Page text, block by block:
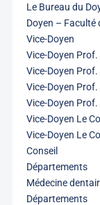
Le Bureau du
Doyen – Faculté
Vice-Doyen
Vice-Doyen
Vice-Doyen
Vice-Doyen
Vice-Doyen
Vice-Doyen Le
Vice-Doyen Le
Conseil
Départements
Médecine
Départements